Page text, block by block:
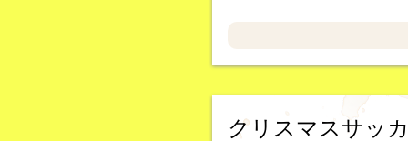
クリスマスサッ